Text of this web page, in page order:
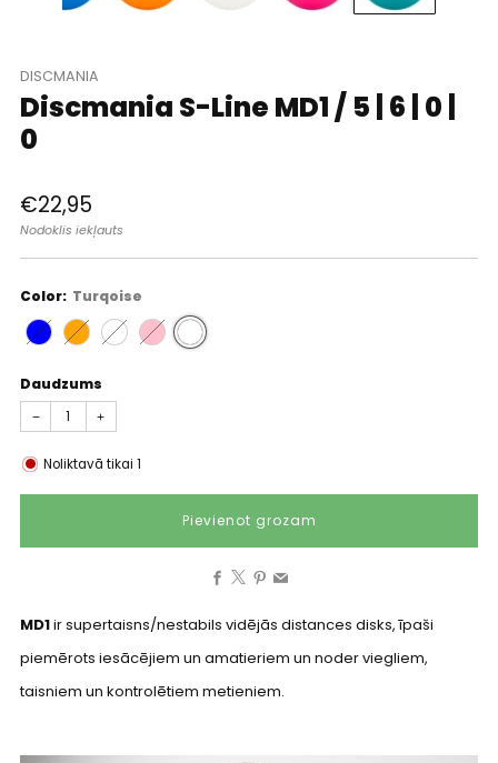
DISCMANIA
Discmania S-Line MD1 / 5 | 6 | 0 |
0
Parastā
cena
€22,95
Nodoklis iekļauts
Color: Turqoise
Daudzums
− +
Noliktavā tikai 1
Pievienot grozam
Facebook
MD1ir supertaisns/nestabils vidējās distances disks, īpaši
piemērots iesācējiem un amatieriem un noder viegliem,
taisniem un kontrolētiem metieniem.